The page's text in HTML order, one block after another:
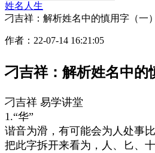
姓名人生
刁吉祥：解析姓名中的慎用字（一）
作者： 22-07-14 16:21:05
刁吉祥：解析姓名中的
刁吉祥 易学讲堂
1.“华”
谐音为滑，有可能会为人处事
把此字拆开来看为，人、匕、